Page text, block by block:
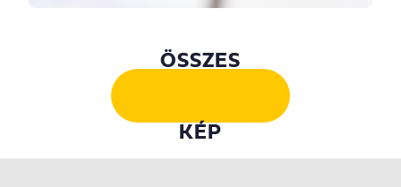
ÖSSZES
KÉP